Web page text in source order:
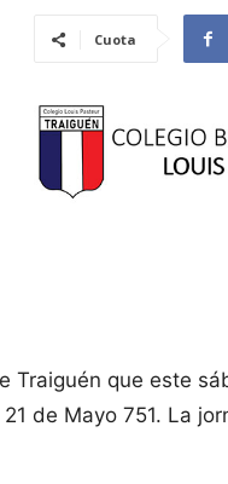
Cuota
Traiguén que este
de Mayo 751. La